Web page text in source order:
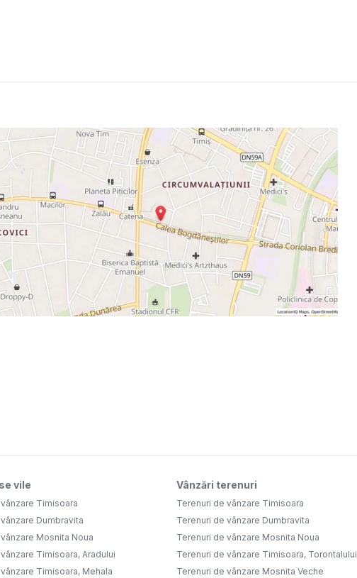
vile
Timisoara
Dumbravita
Mosnita Noua
Timisoara, Aradului
Timisoara, Mehala
Vânzări terenuri
Terenuri de vânzare Timisoara
Terenuri de vânzare Dumbravita
Terenuri de vânzare Mosnita Noua
Terenuri de vânzare Timisoara, Torontalului
Terenuri de vânzare Mosnita Veche